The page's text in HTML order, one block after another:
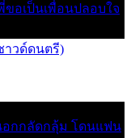
ขอเป็นเพื่อนปลอบใจ
าวด์ดนตรี)
อกกลัดกลุ้ม โดนแฟน